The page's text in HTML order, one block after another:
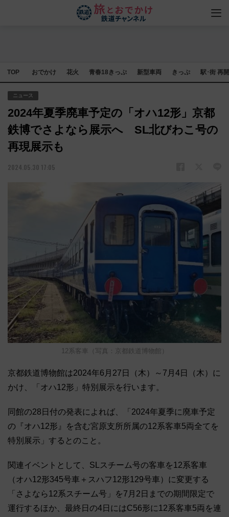
TOP おでかけ 花火 青春18きっぷ 新型車両 きっぷ 駅･街 再
ニュース
2024年夏季廃車予定の「オハ12形」京都
鉄博でさよなら展示へ SL北びわこ号の
再現展示も
2024.05.30 17:05
12系客車（写真：京都鉄道博物館）
京都鉄道博物館は2024年6月27日（木）～7月4日（木）に
かけ、「オハ12形」特別展示を行います。
同館の28日付の発表によれば、「2024年夏季に廃車予定
の『オハ12形』を含む宮原支所所属の12系客車5両全てを
特別展示」するとのこと。
関連イベントとして、SLスチーム号の客車を12系客車
（オハ12形345号車＋スハフ12形129号車）に変更する
「さよなら12系スチーム号」を7月2日までの期間限定で
運行するほか、最終日の4日にはC56形に12系客車5両を連